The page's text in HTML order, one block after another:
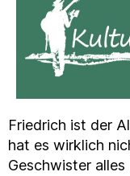
Friedrich ist der
hat es wirklich
Geschwister